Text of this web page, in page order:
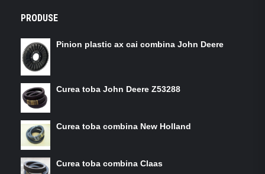
PRODUSE
Pinion plastic ax cai combina John Deere
Curea toba John Deere Z53288
Curea toba combina New Holland
Curea toba combina Claas